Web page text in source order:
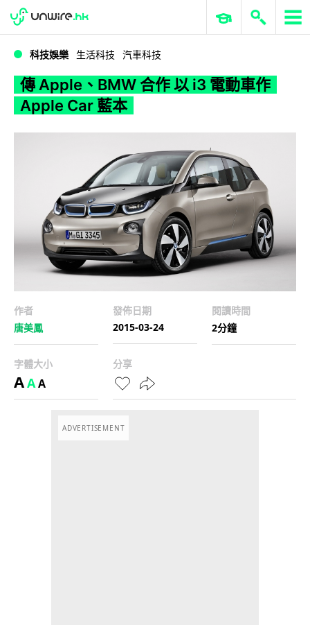
WWDC 2026 ERP 與商業 AI
科技娛樂 生活科技 汽車科技
傳 Apple、BMW 合作 以 i3 電動車作
Apple Car 藍本
作者
唐美鳳
發佈日期
2015-03-24
閱讀時間
2分鐘
字體大小
AAA
分享
ADVERTISEMENT